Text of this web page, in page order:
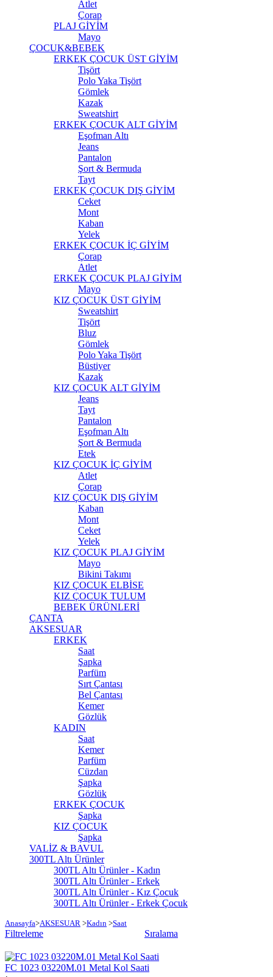
Atlet
Çorap
PLAJ GİYİM
Mayo
ÇOCUK&BEBEK
ERKEK ÇOCUK ÜST GİYİM
Tişört
Polo Yaka Tişört
Gömlek
Kazak
Sweatshirt
ERKEK ÇOCUK ALT GİYİM
Eşofman Altı
Jeans
Pantalon
Şort & Bermuda
Tayt
ERKEK ÇOCUK DIŞ GİYİM
Ceket
Mont
Kaban
Yelek
ERKEK ÇOCUK İÇ GİYİM
Çorap
Atlet
ERKEK ÇOCUK PLAJ GİYİM
Mayo
KIZ ÇOCUK ÜST GİYİM
Sweatshirt
Tişört
Bluz
Gömlek
Polo Yaka Tişört
Büstiyer
Kazak
KIZ ÇOCUK ALT GİYİM
Jeans
Tayt
Pantalon
Eşofman Altı
Şort & Bermuda
Etek
KIZ ÇOCUK İÇ GİYİM
Atlet
Çorap
KIZ ÇOCUK DIŞ GİYİM
Kaban
Mont
Ceket
Yelek
KIZ ÇOCUK PLAJ GİYİM
Mayo
Bikini Takımı
KIZ ÇOCUK ELBİSE
KIZ ÇOCUK TULUM
BEBEK ÜRÜNLERİ
ÇANTA
AKSESUAR
ERKEK
Saat
Şapka
Parfüm
Sırt Çantası
Bel Çantası
Kemer
Gözlük
KADIN
Saat
Kemer
Parfüm
Cüzdan
Şapka
Gözlük
ERKEK ÇOCUK
Şapka
KIZ ÇOCUK
Şapka
VALİZ & BAVUL
300TL Altı Ürünler
300TL Altı Ürünler - Kadın
300TL Altı Ürünler - Erkek
300TL Altı Ürünler - Kız Çocuk
300TL Altı Ürünler - Erkek Çocuk
Anasayfa>AKSESUAR >Kadın >Saat
Filtreleme Sıralama
FC 1023 03220M.01 Metal Kol Saati